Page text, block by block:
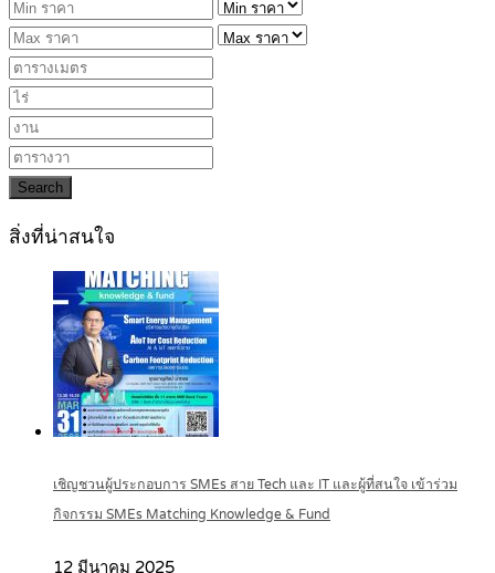
Search
สิ่งที่น่าสนใจ
เชิญชวนผู้ประกอบการ SMEs สาย Tech และ IT และผู้ที่สนใจ เข้าร่วม
กิจกรรม SMEs Matching Knowledge & Fund
12 มีนาคม 2025